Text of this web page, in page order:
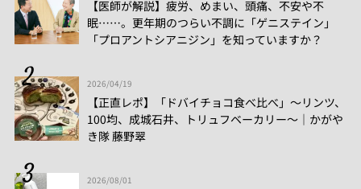
【医師が解説】疲労、めまい、頭痛、不安や不
眠……。更年期のつらい不調に「ゲニステイン」
「プロアントシアニジン」を知っていますか？
2026/04/19
【正直レポ】「ドバイチョコ食べ比べ」～リンツ、
100均、成城石井、トリュフベーカリー～｜かがや
き隊 藤野翠
2026/08/01